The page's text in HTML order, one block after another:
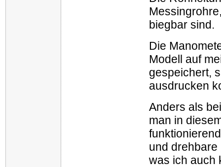
biegbar sind.
Die
Modell auf
gespeichert,
ausdrucken
Anders als
man in
und
was ich auch